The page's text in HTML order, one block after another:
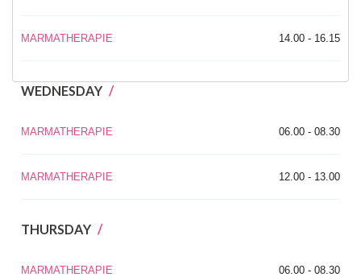
MARMATHERAPIE 14.00 - 16.15
WEDNESDAY
MARMATHERAPIE 06.00 - 08.30
MARMATHERAPIE 12.00 - 13.00
THURSDAY
MARMATHERAPIE 06.00 - 08.30